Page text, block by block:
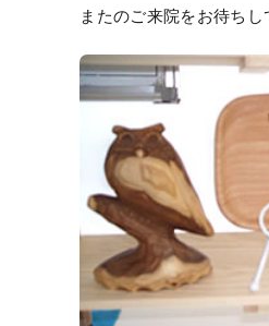
またのご来院をお待ちし